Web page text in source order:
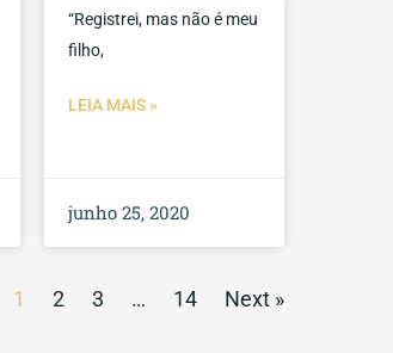
“Registrei, mas não é meu
filho,
LEIA MAIS »
junho 25, 2020
1 2 3 … 14 Next »